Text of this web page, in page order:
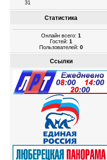
31
Статистика
Онлайн всего: 1
Гостей: 1
Пользователей: 0
Ссылки